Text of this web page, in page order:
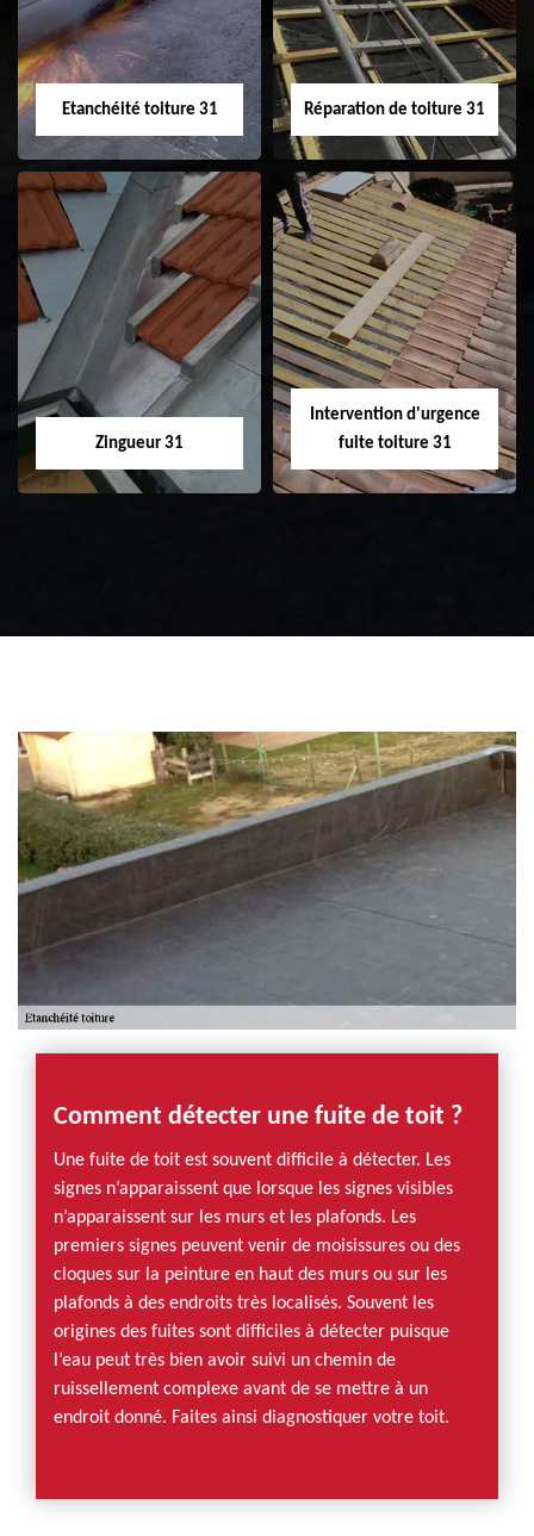
toiture 31
Etanchéité toiture 31
Etanchéité toiture
31
Réparation de toiture 31
Réparation de
toiture 31
Zingueur 31
Intervention d'urgence
fuite toiture 31
Comment détecter une fuite de toit ?
Une fuite de toit est souvent difficile à détecter. Les
signes n’apparaissent que lorsque les signes visibles
n’apparaissent sur les murs et les plafonds. Les
premiers signes peuvent venir de moisissures ou des
cloques sur la peinture en haut des murs ou sur les
plafonds à des endroits très localisés. Souvent les
origines des fuites sont difficiles à détecter puisque
l’eau peut très bien avoir suivi un chemin de
ruissellement complexe avant de se mettre à un
endroit donné. Faites ainsi diagnostiquer votre toit.